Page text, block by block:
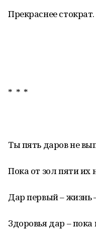
Прекраснее стократ.
* * *
Ты пять даров не
Пока от зол пяти их
Дар первый – жизнь
Здоровья дар – пока